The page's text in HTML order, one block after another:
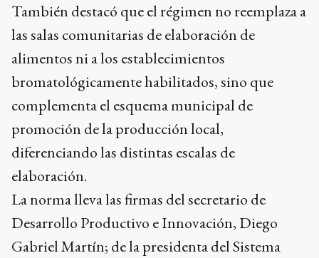
También destacó que el régimen no reemplaza a
las salas comunitarias de elaboración de
alimentos ni a los establecimientos
bromatológicamente habilitados, sino que
complementa el esquema municipal de
promoción de la producción local,
diferenciando las distintas escalas de
elaboración.
La norma lleva las firmas del secretario de
Desarrollo Productivo e Innovación, Diego
Gabriel Martín; de la presidenta del Sistema